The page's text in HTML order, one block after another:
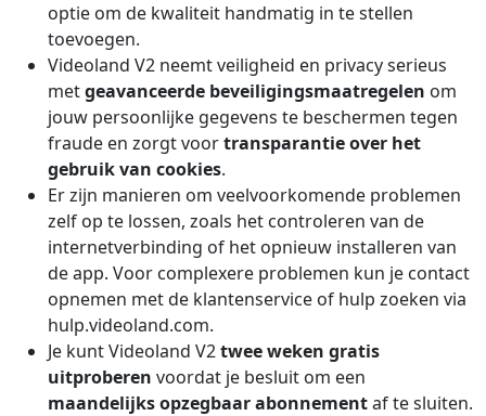
optie om de kwaliteit handmatig in te stellen
toevoegen.
Videoland V2 neemt veiligheid en privacy serieus
metgeavanceerde beveiligingsmaatregelen om
jouw persoonlijke gegevens te beschermen tegen
fraude en zorgt voortransparantie over het
gebruik van cookies.
Er zijn manieren om veelvoorkomende problemen
zelf op te lossen, zoals het controleren van de
internetverbinding of het opnieuw installeren van
de app. Voor complexere problemen kun je contact
opnemen met de klantenservice of hulp zoeken via
hulp.videoland.com.
Je kunt Videoland V2twee weken gratis
uitproberen voordat je besluit om een
maandelijks opzegbaar abonnementaf te sluiten.